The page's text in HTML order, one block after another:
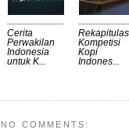
Cerita
Perwakilan
Indonesia
untuk K...
Kompetisi
Kopi
Indones...
NO COMMENTS: